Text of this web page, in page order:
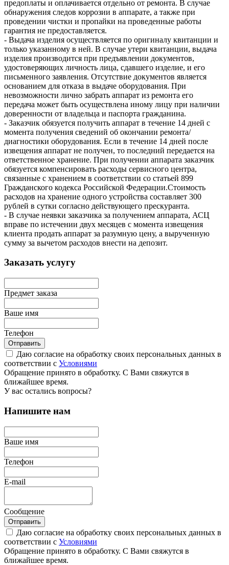
предоплаты и оплачивается отдельно от ремонта. В случае
обнаружения следов коррозии в аппарате, а также при
проведении чистки и пропайки на проведенные работы
гарантия не предоставляется.
- Выдача изделия осуществляется по оригиналу квитанции и
только указанному в ней. В случае утери квитанции, выдача
изделия производится при предъявлении документов,
удостоверяющих личность лица, сдавшего изделие, и его
письменного заявления. Отсутствие документов является
основанием для отказа в выдаче оборудования. При
невозможности лично забрать аппарат из ремонта его
передача может быть осуществлена иному лицу при наличии
доверенности от владельца и паспорта гражданина.
- Заказчик обязуется получить аппарат в течение 14 дней с
момента получения сведений об окончании ремонта/
диагностики оборудования. Если в течение 14 дней после
извещения аппарат не получен, то последний передается на
ответственное хранение. При получении аппарата заказчик
обязуется компенсировать расходы сервисного центра,
связанные с хранением в соответствии со статьей 899
Гражданского кодекса Российской Федерации.Стоимость
расходов на хранение одного устройства составляет 300
рублей в сутки согласно действующего прескуранта.
- В случае неявки заказчика за получением аппарата, АСЦ
вправе по истечении двух месяцев с момента извещения
клиента продать аппарат за разумную цену, а вырученную
сумму за вычетом расходов внести на депозит.
Заказать услугу
Предмет заказа
Ваше имя
Телефон
Отправить
Даю согласие на обработку своих персональных данных в
соответствии с Условиями
Обращение принято в обработку. С Вами свяжутся в
ближайшее время.
У вас остались вопросы?
Напишите нам
Ваше имя
Телефон
E-mail
Сообщение
Отправить
Даю согласие на обработку своих персональных данных в
соответствии с Условиями
Обращение принято в обработку. С Вами свяжутся в
ближайшее время.